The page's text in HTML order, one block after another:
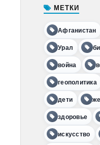
МЕТКИ
Афганистан
Урал
война
геополитика
дети
здоровье
искусство